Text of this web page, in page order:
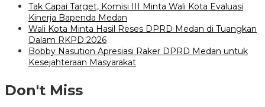
Tak Capai Target, Komisi III Minta Wali Kota Evaluasi
Kinerja Bapenda Medan
Wali Kota Minta Hasil Reses DPRD Medan di Tuangkan
Dalam RKPD 2026
Bobby Nasution Apresiasi Raker DPRD Medan untuk
Kesejahteraan Masyarakat
Don't Miss